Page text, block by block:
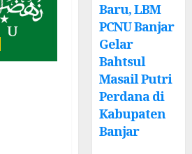
Baru, LBM
PCNU Banjar
Gelar
Bahtsul
Masail Putri
Perdana di
Kabupaten
Banjar